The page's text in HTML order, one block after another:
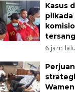
Kasus
pilkada
6 jam lalu